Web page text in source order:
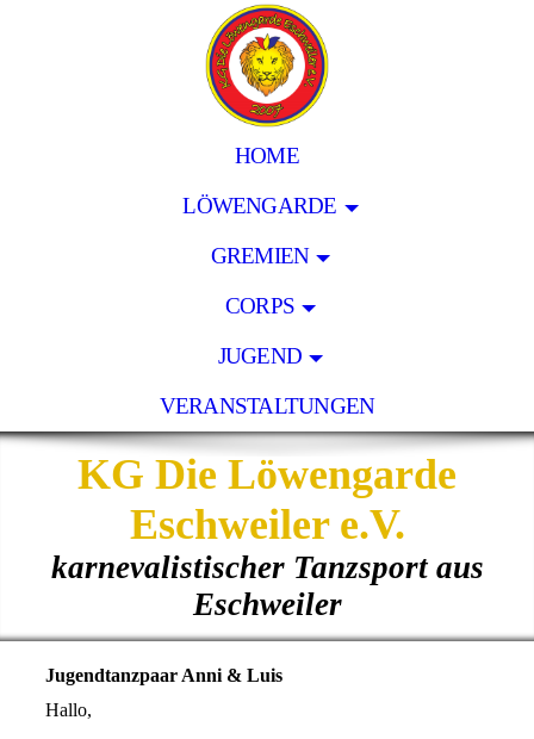
HOME
LÖWENGARDE
GREMIEN
CORPS
JUGEND
VERANSTALTUNGEN
KG Die Löwengarde
Eschweiler e.V.
karnevalistischer Tanzsport aus
Eschweiler
Jugendtanzpaar Anni & Luis
Hallo,